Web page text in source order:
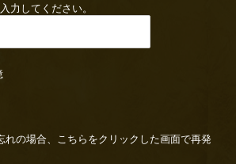
力してください。
の場合、こちらをクリックした画面で再発